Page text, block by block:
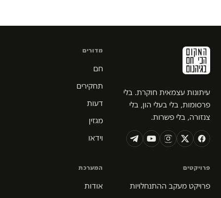
עיתונות עצמאית חוקרת. בלי
פרסומות, בלי בעלי הון, בלי
צנזורה, בלי פשרות.
מדורים
חם
תחקירים
דעות
מגזין
וידאו
פרויקטים
פרויקט מעקב ההתנחלויות
המערכת
אודות